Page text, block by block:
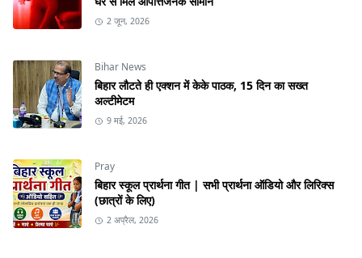
2 जून, 2026
Bihar News
बिहार लौटते ही एक्शन में केके पाठक, 15 दिन का सख्त
अल्टीमेटम
9 मई, 2026
Pray
बिहार स्कूल प्रार्थना गीत | सभी प्रार्थना ऑडियो और लिरिक्स
(छात्रों के लिए)
2 अप्रैल, 2026